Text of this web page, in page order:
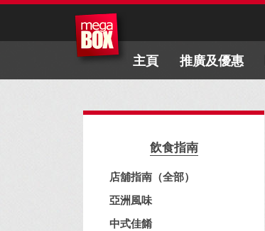
主頁 推廣及優惠
飲食指南
店舖指南（全部）
亞洲風味
中式佳餚